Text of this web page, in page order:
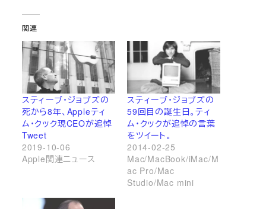
関連
スティーブ・ジョブズの
死から8年、Appleティ
ム・クック現CEOが追悼
Tweet
2019-10-06
Apple関連ニュース
スティーブ・ジョブズの
59回目の誕生日。ティ
ム・クックが追悼の言葉
をツイート。
2014-02-25
Mac/MacBook/iMac/M
ac Pro/Mac
Studio/Mac mini